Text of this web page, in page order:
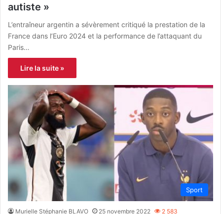
autiste »
L’entraîneur argentin a sévèrement critiqué la prestation de la
France dans l’Euro 2024 et la performance de l’attaquant du
Paris…
Lire la suite »
Sport
Murielle Stéphanie BLAVO 25 novembre 2022 2 583